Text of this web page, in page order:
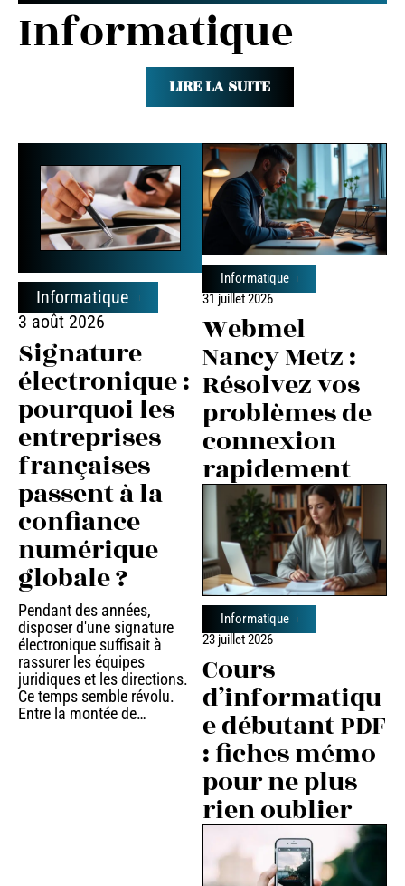
Informatique
LIRE LA SUITE
Informatique
3 août 2026
Signature
électronique :
pourquoi les
entreprises
françaises
passent à la
confiance
numérique
globale ?
Pendant des années,
disposer d'une signature
électronique suffisait à
rassurer les équipes
juridiques et les directions.
Ce temps semble révolu.
Entre la montée de…
Informatique
31 juillet 2026
Webmel
Nancy Metz :
Résolvez vos
problèmes de
connexion
rapidement
Informatique
23 juillet 2026
Cours
d’informatiqu
e débutant PDF
: fiches mémo
pour ne plus
rien oublier